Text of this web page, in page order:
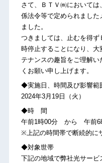
さて、ＢＴＶ㈱において
係法令等で定められました
ました。
つきましては、止むを得
時停止することになり、
テナンスの趣旨をご理解
くお願い申し上げます。
◆実施日、時間及び影響範
2024年3月19日（火）
◆時 間
午前1時00分 から 午前6
※上記の時間帯で断続的に
◆対象世帯
下記の地域で弊社光サー